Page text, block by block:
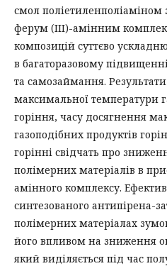
смол
ферум (ІІІ)-амінним
композицій суттєво
в багаторазовому
та самозаймання.
максимальної температури
горіння, часу досягнення
газоподібних продуктів
горінні свідчать про
полімерних матеріалів в
амінного комплексу.
синтезованого антипірена-
полімерних матеріалах
його впливом на зниження
який виділяється під час